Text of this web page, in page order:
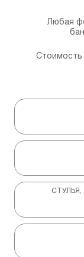
Любая
Стоимость